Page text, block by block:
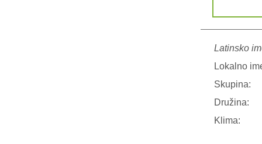
Latinsko
Lokalno
Skupina:
Družina:
Klima: